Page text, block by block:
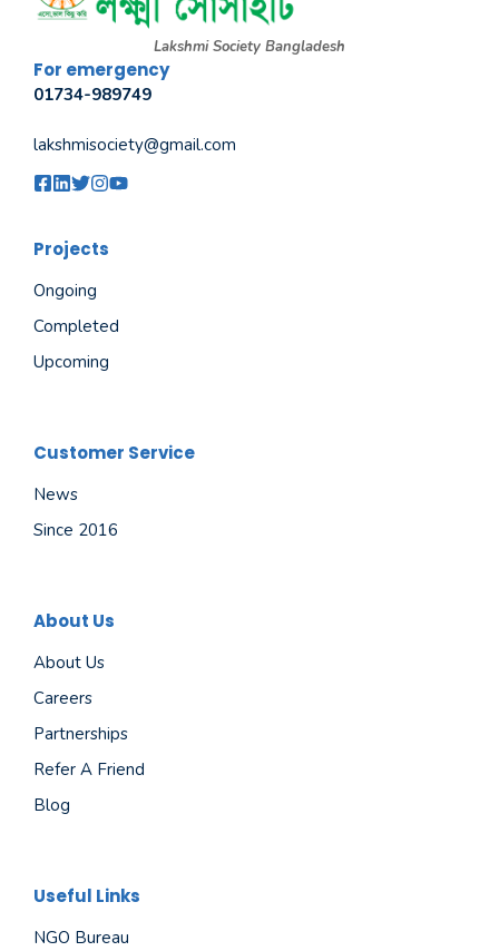
Lakshmi Society Bangladesh
For emergency
01734-989749
lakshmisociety@gmail.com
Projects
Ongoing
Completed
Upcoming
Customer Service
News
Since 2016
About Us
About Us
Careers
Partnerships
Refer A Friend
Blog
Useful Links
NGO Bureau